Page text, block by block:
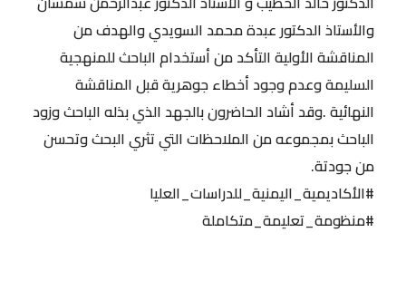
والأستاذ الدكتور عبدة محمد السويدي والهدف من
المناقشة الأولية التأكد من أستخدام الباحث للمنهجية
السليمة وعدم وجود أخطاء جوهرية قبل المناقشة
النهائية .وقد أشاد الحاضرون بالجهد الذي بذله الباحث وزود
الباحث بمجموعه من الملاحظات التي تثري البحث وتحسن
من جودتة.
#الأكاديمية_اليمنية_للدراسات_العليا
#منظومة_تعليمة_متكاملة